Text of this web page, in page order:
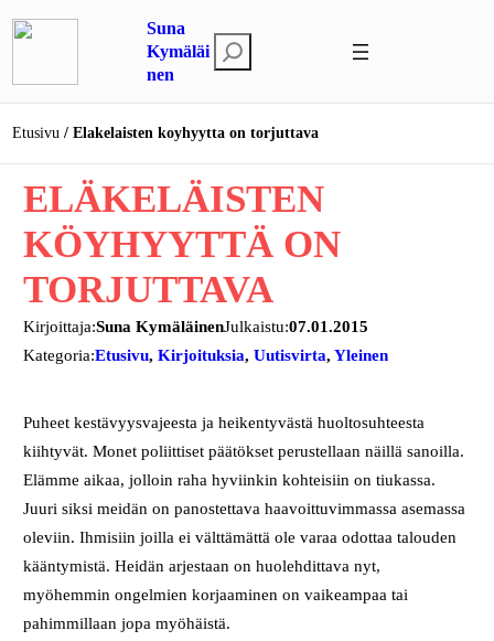
sisältöön
Suna
Kymäläi
nen
t
s
i
Etusivu Elakelaisten koyhyytta on torjuttava
ELÄKELÄISTEN
KÖYHYYTTÄ ON
TORJUTTAVA
Kirjoittaja:Suna KymäläinenJulkaistu:07.01.2015
Kategoria:Etusivu, Kirjoituksia, Uutisvirta, Yleinen
Puheet kestävyysvajeesta ja heikentyvästä huoltosuhteesta
kiihtyvät. Monet poliittiset päätökset perustellaan näillä sanoilla.
Elämme aikaa, jolloin raha hyviinkin kohteisiin on tiukassa.
Juuri siksi meidän on panostettava haavoittuvimmassa asemassa
oleviin. Ihmisiin joilla ei välttämättä ole varaa odottaa talouden
kääntymistä. Heidän arjestaan on huolehdittava nyt,
myöhemmin ongelmien korjaaminen on vaikeampaa tai
pahimmillaan jopa myöhäistä.